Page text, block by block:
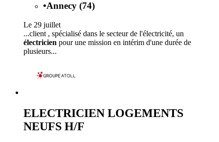
•Annecy (74)
Le 29 juillet
...client , spécialisé dans le secteur de l'électricité, un
électricien pour une mission en intérim d'une durée de
plusieurs...
ELECTRICIEN LOGEMENTS
NEUFS H/F